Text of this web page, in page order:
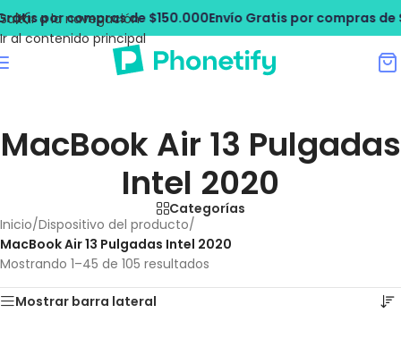
Saltar a la navegación
Ir al contenido principal
por compras de $150.000Envío Gratis por compras de
MacBook Air 13 Pulgadas
Intel 2020
Categorías
Inicio/Dispositivo del producto/
MacBook Air 13 Pulgadas Intel 2020
Mostrando 1–45 de 105 resultados
Mostrar barra lateral